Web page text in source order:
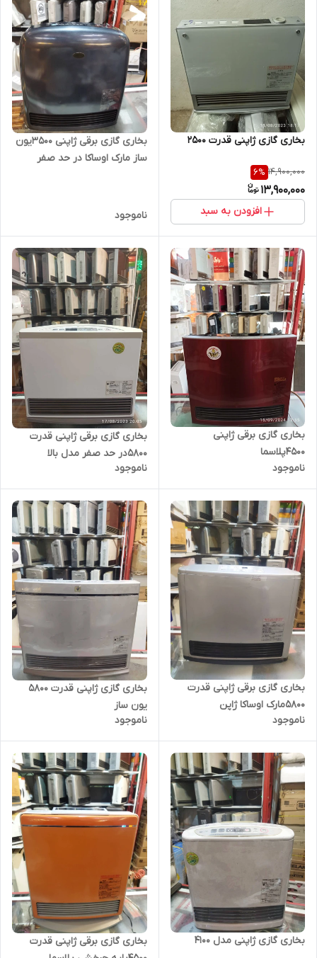
بخاری گازی ژاپنی قدرت 2500
14,900,000
6%
13,900,000
افزودن به سبد
بخاری گازی برقی ژاپنی 3500یون
ساز مارک اوساکا در حد صفر
ناموجود
بخاری گازی برقی ژاپنی
4500پلاسما
ناموجود
بخاری گازی برقی ژاپنی قدرت
5800در حد صفر مدل بالا
ناموجود
بخاری گازی برقی ژاپنی قدرت
5800مارک اوساکا ژاپن
ناموجود
بخاری گازی ژاپنی قدرت 5800
یون ساز
ناموجود
بخاری گازی ژاپنی مدل 4100
بخاری گازی برقی ژاپنی قدرت